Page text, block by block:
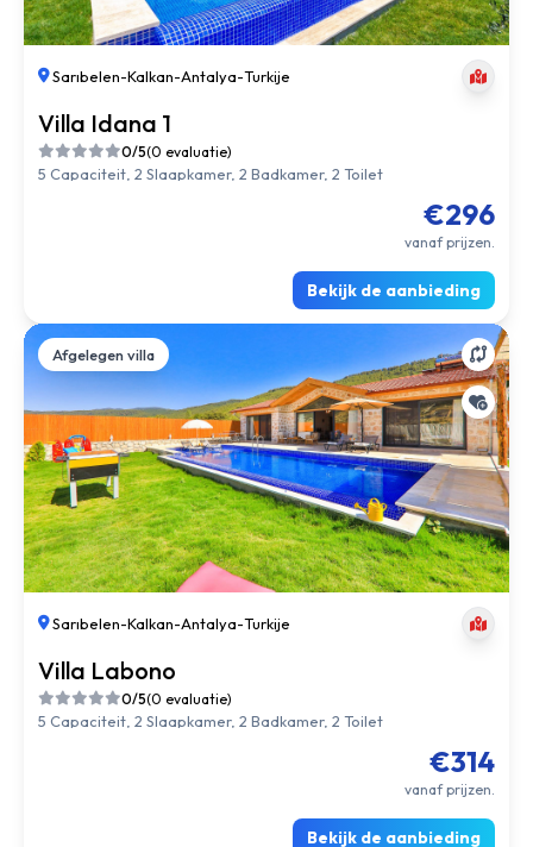
Sarıbelen-Kalkan-Antalya-Turkije
Villa Idana 1
0/5(0 evaluatie)
5 Capaciteit, 2 Slaapkamer, 2 Badkamer, 2 Toilet
€296
vanaf prijzen.
Bekijk de aanbieding
Afgelegen villa
Sarıbelen-Kalkan-Antalya-Turkije
Villa Labono
0/5(0 evaluatie)
5 Capaciteit, 2 Slaapkamer, 2 Badkamer, 2 Toilet
€314
vanaf prijzen.
Bekijk de aanbieding